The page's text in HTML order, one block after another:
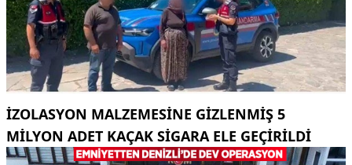
İZOLASYON MALZEMESINE GIZLENMIŞ 5
MILYON ADET KAÇAK SIGARA ELE GEÇIRILDI